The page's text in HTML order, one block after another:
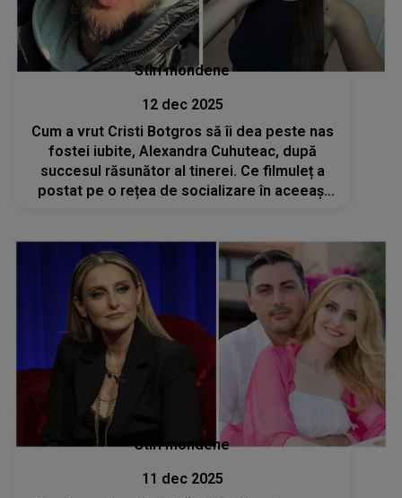
Stiri mondene
12 dec 2025
Cum a vrut Cristi Botgros să îi dea peste nas
fostei iubite, Alexandra Cuhuteac, după
succesul răsunător al tinerei. Ce filmuleț a
postat pe o rețea de socializare în aceeași
Stiri mondene
11 dec 2025